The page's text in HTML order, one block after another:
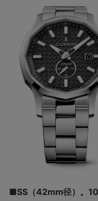
■SS（42mm径）。